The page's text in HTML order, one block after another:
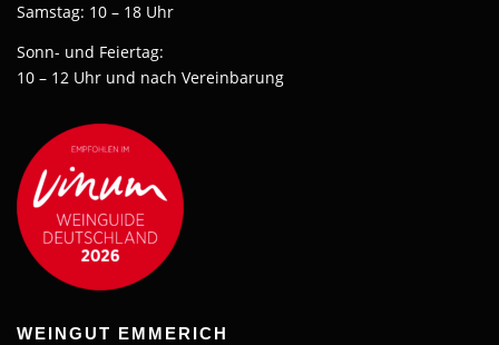
Samstag: 10 – 18 Uhr
Sonn- und Feiertag:
10 – 12 Uhr und nach Vereinbarung
WEINGUT EMMERICH